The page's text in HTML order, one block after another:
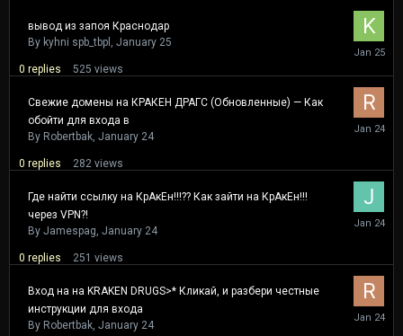
вывод из запоя Краснодар
By kyhni spb_tbpl January 25
0 replies 525 views
January
25
Свежие домены на КРАКЕН ДРАГС (Обновленные) — Как
обойти для входа в
By Robertbak January 24
0 replies 282 views
January
24
Где найти ссылку на КрАкЕн!!!?? Как зайти на КрАкЕн!!!
через VPN?!
By Jamespag January 24
0 replies 251 views
January
24
Вход на на KRAKEN DRUGS>* Кликай, и разбери честные
инструкции для входа
By Robertbak January 24
January
24